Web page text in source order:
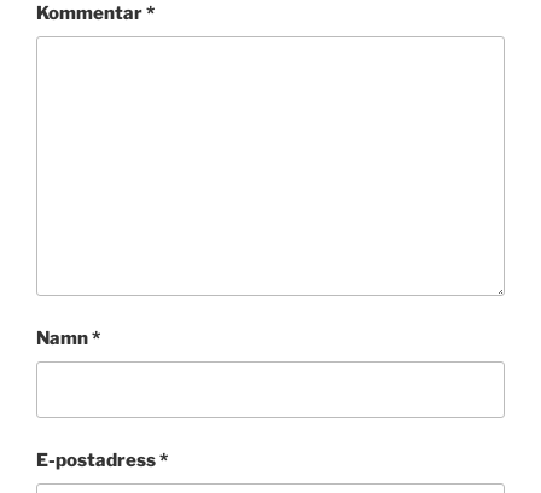
Kommentar*
Namn*
E-postadress*